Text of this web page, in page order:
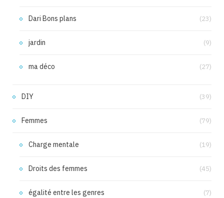
Dari Bons plans (23)
jardin (9)
ma déco (27)
DIY (39)
Femmes (79)
Charge mentale (19)
Droits des femmes (45)
égalité entre les genres (7)